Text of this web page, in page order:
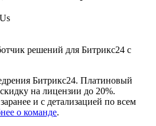
решений для Битрикс24 с
Битрикс24. Платиновый
на лицензии до 20%.
и с детализацией по всем
о команде.